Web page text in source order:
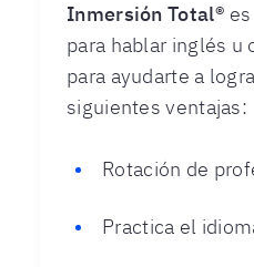
Inmersión Total®
para hablar inglés
para ayudarte a
siguientes ventajas:
Rotación de
Practica el